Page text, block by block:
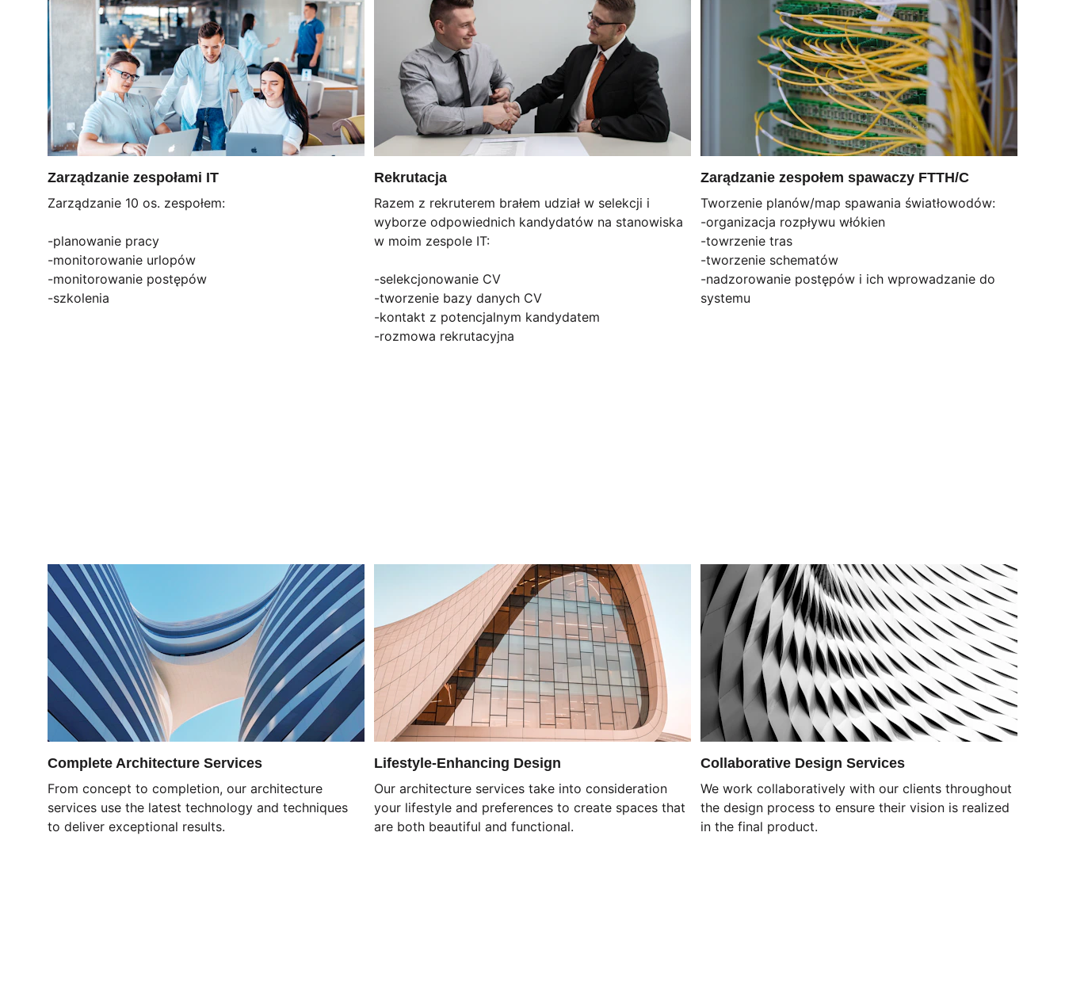
Zarządzanie zespołami IT
Zarządzanie 10 os. zespołem:
-planowanie pracy
-monitorowanie urlopów
-monitorowanie postępów
-szkolenia
Rekrutacja
Razem z rekruterem brałem udział w selekcji i
wyborze odpowiednich kandydatów na stanowiska
w moim zespole IT:
-selekcjonowanie CV
-tworzenie bazy danych CV
-kontakt z potencjalnym kandydatem
-rozmowa rekrutacyjna
Zarądzanie zespołem spawaczy FTTH/C
Tworzenie planów/map spawania światłowodów:
-organizacja rozpływu włókien
-towrzenie tras
-tworzenie schematów
-nadzorowanie postępów i ich wprowadzanie do
systemu
Complete Architecture Services
From concept to completion, our architecture
services use the latest technology and techniques
to deliver exceptional results.
Lifestyle-Enhancing Design
Our architecture services take into consideration
your lifestyle and preferences to create spaces that
are both beautiful and functional.
Collaborative Design Services
We work collaboratively with our clients throughout
the design process to ensure their vision is realized
in the final product.